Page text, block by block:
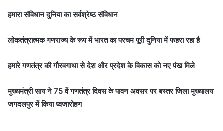
हमारा संविधान दुनिया का सर्वश्रेष्ठ संविधान
लोकतंत्रात्मक गणराज्य के रूप में भारत का परचम पूरी दुनिया में फहरा रहा है
हमारे गणतंत्र की गौरवगाथा से देश और प्रदेश के विकास को नए पंख मिले
मुख्यमंत्री साय ने 75 वें गणतंत्र दिवस के पावन अवसर पर बस्तर जिला मुख्यालय
जगदलपुर में किया ध्वजारोहण